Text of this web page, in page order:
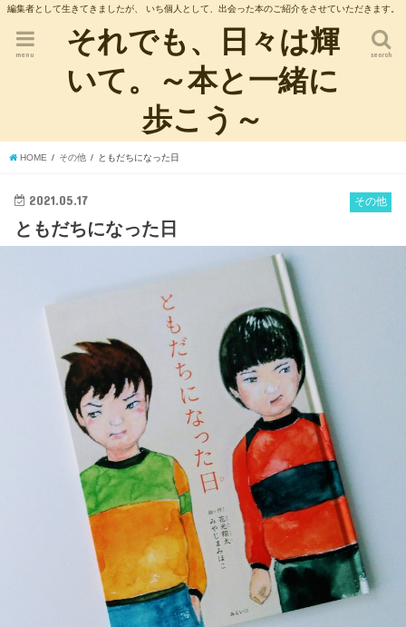
編集者として生きてきましたが、 いち個人として、出会った本のご紹介をさせていただきます。
それでも、日々は輝
いて。～本と一緒に
歩こう～
search
menu
HOME その他 ともだちになった日
その他
2021.05.17
ともだちになった日